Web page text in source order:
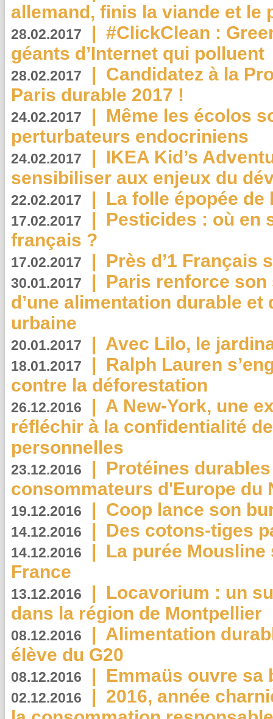
allemand, finis la viande et le
28.02.2017 | #ClickClean :
géants d’Internet qui polluent
28.02.2017 | Candidatez à la
Paris durable 2017 !
24.02.2017 | Même les écolos
perturbateurs endocriniens
24.02.2017 | IKEA Kid’s
sensibiliser aux enjeux du
22.02.2017 | La folle épopée de
17.02.2017 | Pesticides : où en
français ?
17.02.2017 | Près d’1 Français
30.01.2017 | Paris renforce
d’une alimentation durable et
urbaine
20.01.2017 | Avec Lilo, le
18.01.2017 | Ralph Lauren
contre la déforestation
26.12.2016 | A New-York, une
réfléchir à la confidentialité
personnelles
23.12.2016 | Protéines
consommateurs d'Europe du
19.12.2016 | Coop lance son
14.12.2016 | Des cotons-tiges
14.12.2016 | La purée
France
13.12.2016 | Locavorium : un
dans la région de Montpellier
08.12.2016 | Alimentation
élève du G20
08.12.2016 | Emmaüs ouvre sa
02.12.2016 | 2016, année